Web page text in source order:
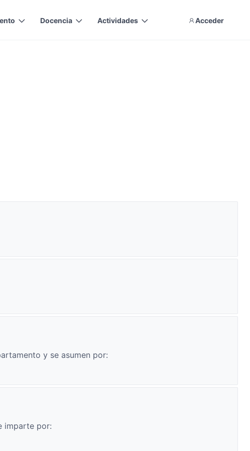
Docencia Actividades Acceder
y se asumen por:
imparte por: